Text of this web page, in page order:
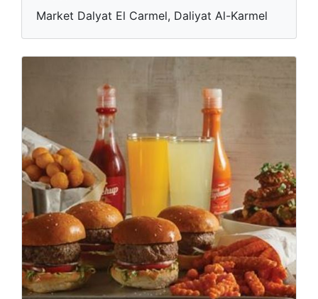
Market Dalyat El Carmel, Daliyat Al-Karmel